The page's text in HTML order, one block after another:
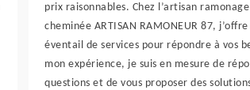
prix raisonnables. Chez l’artisan
cheminée ARTISAN RAMONEUR 87,
éventail de services pour répondre à vos
mon expérience, je suis en mesure de
questions et de vous proposer des